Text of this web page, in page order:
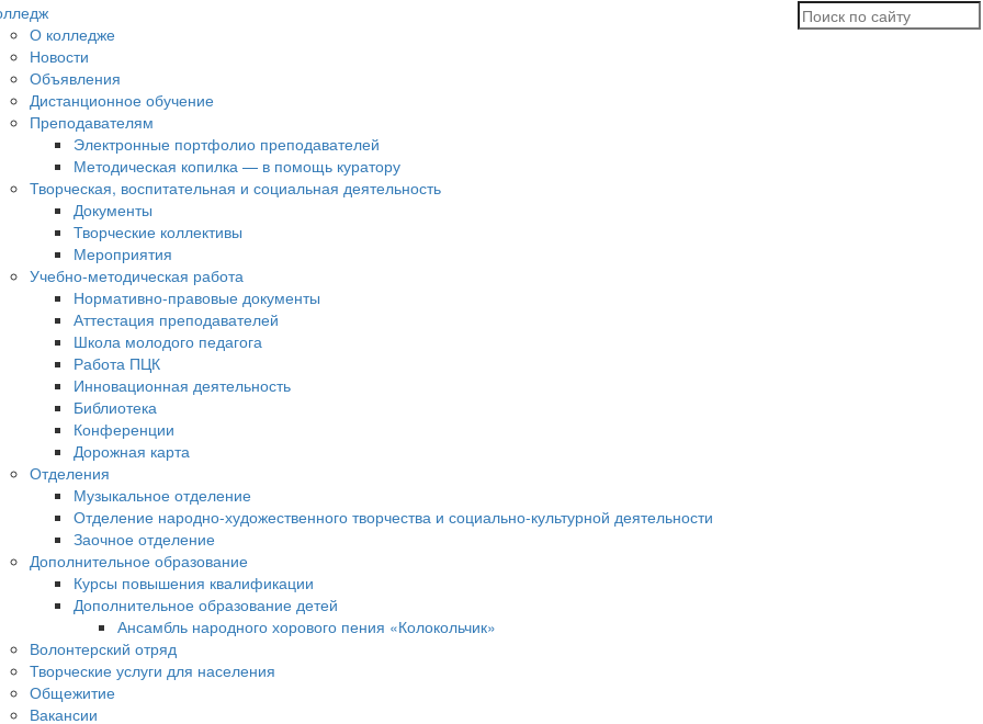
О колледже
Новости
Объявления
Дистанционное обучение
Преподавателям
Электронные портфолио преподавателей
Методическая копилка — в помощь куратору
Творческая, воспитательная и социальная деятельность
Документы
Творческие коллективы
Мероприятия
Учебно-методическая работа
Нормативно-правовые документы
Аттестация преподавателей
Школа молодого педагога
Работа ПЦК
Инновационная деятельность
Библиотека
Конференции
Дорожная карта
Отделения
Музыкальное отделение
Отделение народно-художественного творчества и социально-культурной деятельности
Заочное отделение
Дополнительное образование
Курсы повышения квалификации
Дополнительное образование детей
Ансамбль народного хорового пения «Колокольчик»
Волонтерский отряд
Творческие услуги для населения
Общежитие
Вакансии